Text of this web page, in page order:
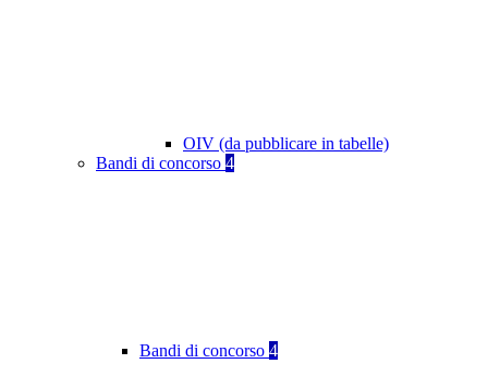
OIV (da pubblicare in tabelle)
Bandi di concorso 4
Bandi di concorso 4